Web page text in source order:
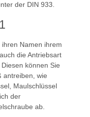
der DIN 933.
Namen ihrem
die Antriebsart
können Sie
antreiben, wie
Maulschlüssel
der
ab.